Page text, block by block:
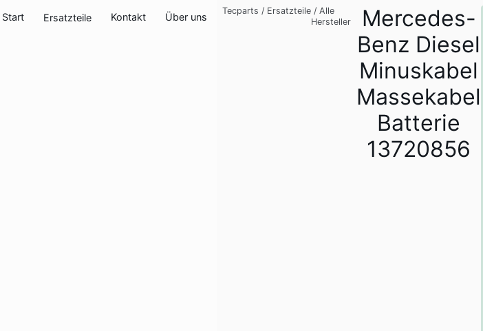
Start Ersatzteile Kontakt Über uns
Tecparts / Ersatzteile / Alle
Hersteller
Mercedes-
Benz Diesel
Minuskabel
Massekabel
Batterie
13720856